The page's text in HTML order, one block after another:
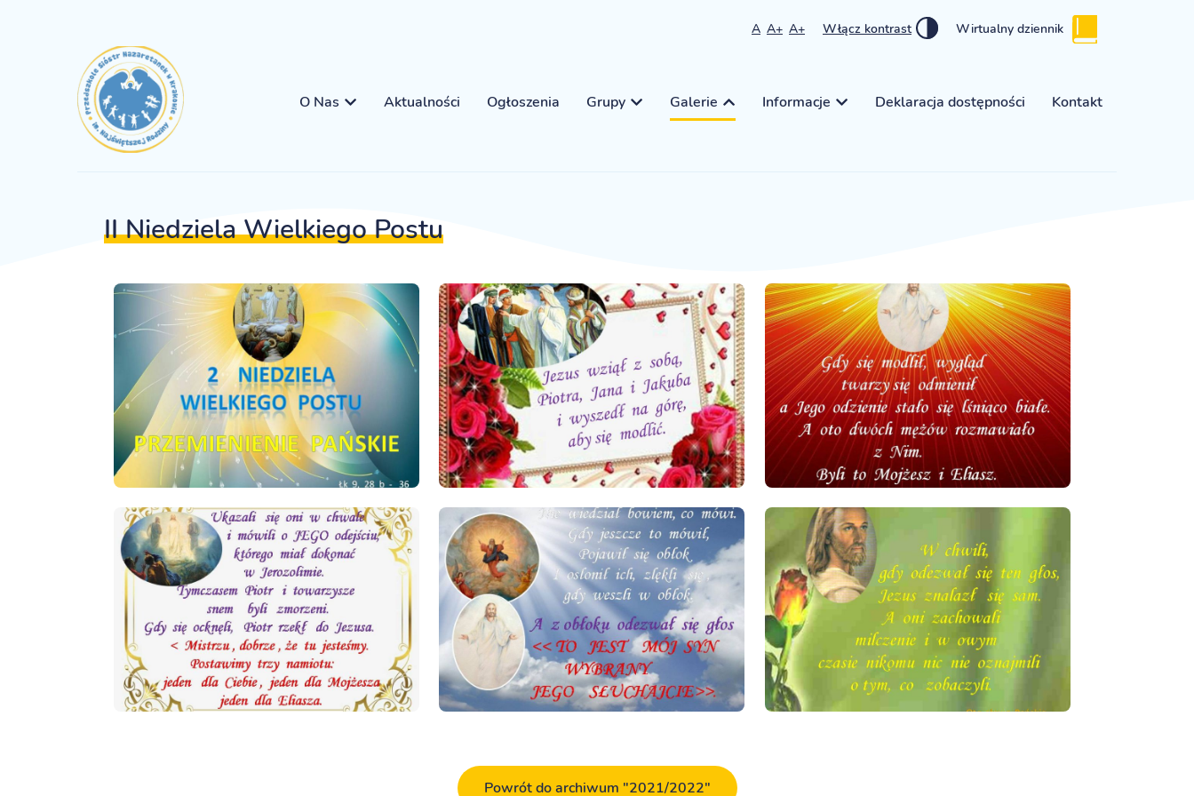
A A+ A+ Włącz kontrast Wirtualny dziennik
O Nas Aktualności Ogłoszenia Grupy Galerie Informacje Deklaracja dostępności Kontakt
II Niedziela Wielkiego Postu
Powrót do archiwum "2021/2022"